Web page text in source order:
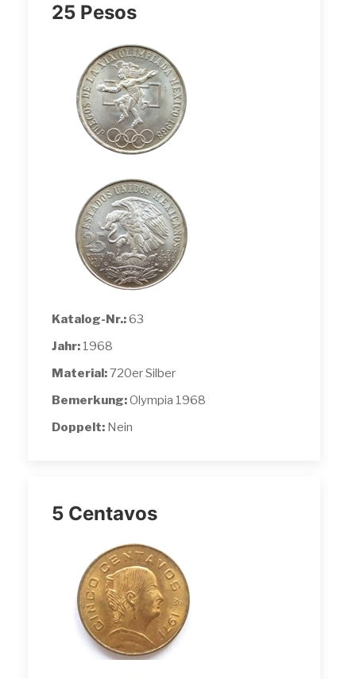
25 Pesos
Katalog-Nr.:63
Jahr: 1968
Material:720er Silber
Bemerkung:Olympia 1968
Doppelt: Nein
5 Centavos